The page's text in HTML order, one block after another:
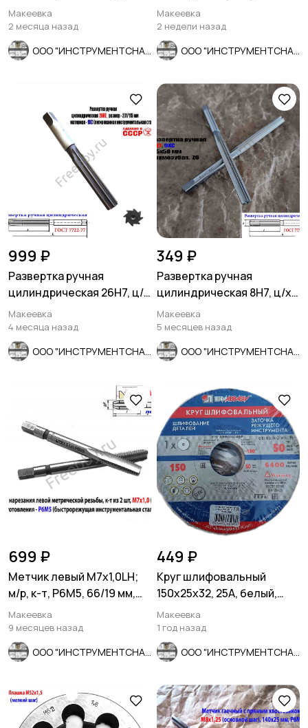
скв и гл резьбы, СССР
Макеевка
2 месяца назад
ниток, 38/14 мм, DIN 223
Макеевка
2 недели назад
999 ₽
Развертка ручная
цилиндрическая 26Н7, ц/
х, 9ХС, 231/115 мм, Z8,
СССР.
Макеевка
4 месяца назад
349 ₽
Развертка ручная
цилиндрическая 8Н7, ц/х,
9ХС, Z6, прямозубая,
115/58.
Макеевка
5 месяцев назад
699 ₽
Метчик левый М7х1,0LH;
м/р, к-т, Р6М5, 66/19 мм,
мелкий шаг, шлифов.
Макеевка
9 месяцев назад
449 ₽
Круг шлифовальный
150х25х32, 25А, белый,
40СМ, ГОСТ Р52588-2011,
Лу
Макеевка
1 год назад